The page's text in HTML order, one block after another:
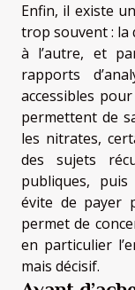
Enfin, il existe
trop souvent : la
à l’autre, et
rapports
accessibles
permettent de
les nitrates,
des sujets
publiques,
évite de payer
permet de
en particulier
mais décisif.